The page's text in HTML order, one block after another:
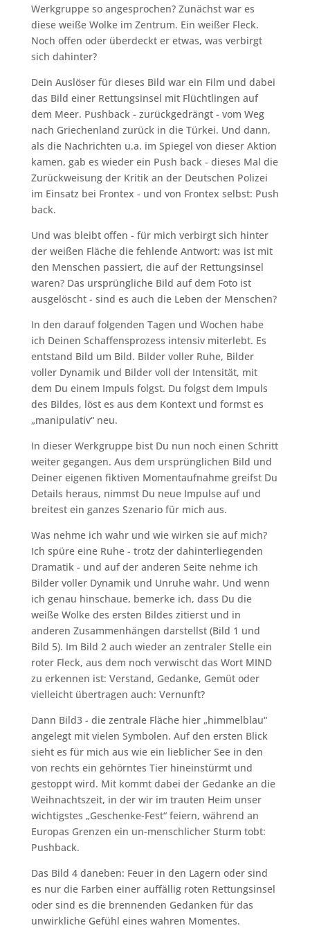
Werkgruppe so angesprochen? Zunächst war es
diese weiße Wolke im Zentrum. Ein weißer Fleck.
Noch offen oder überdeckt er etwas, was verbirgt
sich dahinter?
Dein Auslöser für dieses Bild war ein Film und dabei
das Bild einer Rettungsinsel mit Flüchtlingen auf
dem Meer. Pushback - zurückgedrängt - vom Weg
nach Griechenland zurück in die Türkei. Und dann,
als die Nachrichten u.a. im Spiegel von dieser Aktion
kamen, gab es wieder ein Push back - dieses Mal die
Zurückweisung der Kritik an der Deutschen Polizei
im Einsatz bei Frontex - und von Frontex selbst: Push
back.
Und was bleibt offen - für mich verbirgt sich hinter
der weißen Fläche die fehlende Antwort: was ist mit
den Menschen passiert, die auf der Rettungsinsel
waren? Das ursprüngliche Bild auf dem Foto ist
ausgelöscht - sind es auch die Leben der Menschen?
In den darauf folgenden Tagen und Wochen habe
ich Deinen Schaffensprozess intensiv miterlebt. Es
entstand Bild um Bild. Bilder voller Ruhe, Bilder
voller Dynamik und Bilder voll der Intensität, mit
dem Du einem Impuls folgst. Du folgst dem Impuls
des Bildes, löst es aus dem Kontext und formst es
„manipulativ“ neu.
In dieser Werkgruppe bist Du nun noch einen Schritt
weiter gegangen. Aus dem ursprünglichen Bild und
Deiner eigenen fiktiven Momentaufnahme greifst Du
Details heraus, nimmst Du neue Impulse auf und
breitest ein ganzes Szenario für mich aus.
Was nehme ich wahr und wie wirken sie auf mich?
Ich spüre eine Ruhe - trotz der dahinterliegenden
Dramatik - und auf der anderen Seite nehme ich
Bilder voller Dynamik und Unruhe wahr. Und wenn
ich genau hinschaue, bemerke ich, dass Du die
weiße Wolke des ersten Bildes zitierst und in
anderen Zusammenhängen darstellst (Bild 1 und
Bild 5). Im Bild 2 auch wieder an zentraler Stelle ein
roter Fleck, aus dem noch verwischt das Wort MIND
zu erkennen ist: Verstand, Gedanke, Gemüt oder
vielleicht übertragen auch: Vernunft?
Dann Bild3 - die zentrale Fläche hier „himmelblau“
angelegt mit vielen Symbolen. Auf den ersten Blick
sieht es für mich aus wie ein lieblicher See in den
von rechts ein gehörntes Tier hineinstürmt und
gestoppt wird. Mit kommt dabei der Gedanke an die
Weihnachtszeit, in der wir im trauten Heim unser
wichtigstes „Geschenke-Fest“ feiern, während an
Europas Grenzen ein un-menschlicher Sturm tobt:
Pushback.
Das Bild 4 daneben: Feuer in den Lagern oder sind
es nur die Farben einer auffällig roten Rettungsinsel
oder sind es die brennenden Gedanken für das
unwirkliche Gefühl eines wahren Momentes.